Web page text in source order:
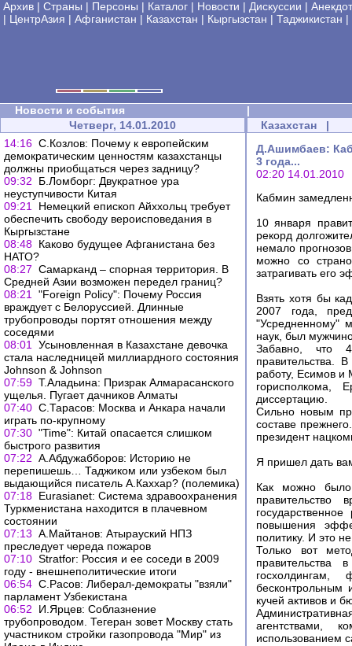
Архив | Страны | Персоны | Каталог | Новости | Дискуссии |
| ЦентрАзия | Афганистан | Казахстан | Кыргызстан | Таджикистан |
Новости и события
|
Четверг, 14.01.2010
14:16 С.Козлов: Почему к европейским
демократическим ценностям казахстанцы
должны приобщаться через задницу?
09:32
Б.Ломборг: Двукратное ура
неуступчивости Китая
09:21
Немецкий епископ Айххольц требует
обеспечить свободу вероисповедания в
Кыргызстане
08:48 Каково будущее Афганистана без
НАТО?
08:27 Самарканд – спорная территория. В
Средней Азии возможен передел границ?
08:21
"Foreign Policy": Почему Россия
враждует с Белоруссией. Длинные
трубопроводы портят отношения между
соседями
08:01
Усыновленная в Казахстане девочка
стала наследницей миллиардного состояния
Johnson & Johnson
07:59 Т.Аладьина: Призрак Алмарасанского
ущелья. Пугает дачников Алматы
07:40 С.Тарасов: Москва и Анкара начали
играть по-крупному
07:30 "Time": Китай опасается слишком
быстрого развития
07:22 А.Абдужабборов: Историю не
перепишешь… Таджиком или узбеком был
выдающийся писатель А.Каххар? (полемика)
07:18 Еurasianet: Система здравоохранения
Туркменистана находится в плачевном
состоянии
07:13 А.Майтанов: Атырауский НПЗ
преследует череда пожаров
07:10 Stratfor: Россия и ее соседи в 2009
году - внешнеполитические итоги
06:54 С.Расов: Либерал-демократы "взяли"
парламент Узбекистана
06:52
И.Ярцев: Соблазнение
трубопроводом. Тегеран зовет Москву стать
участником стройки газопровода "Мир" из
Казахстан |
Д.Ашимбаев:
3 года...
02:20 14.01.2010
Кабмин
10 января
рекорд
немало
можно со
затрагивать его
Взять хотя бы
2007 года,
"Усредненному"
наук, был
Забавно, что
правительства.
работу, Есимов и
горисполкома,
диссертацию.
Сильно новым
составе
президент
Я пришел дать
Как можно было
повышения
политику. И это
Только вот
бесконтрольным
кучей активов и
агентствами,
использованием